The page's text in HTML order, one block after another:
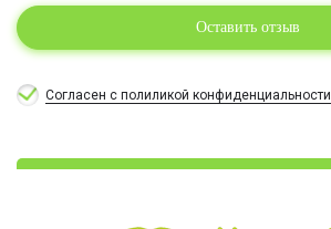
Оставить отзыв
Согласен с полиликой конфиденциальности